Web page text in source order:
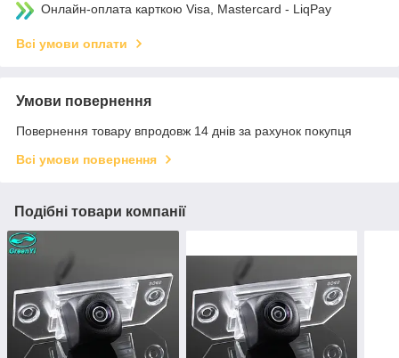
Онлайн-оплата карткою Visa, Mastercard - LiqPay
Всі умови оплати
Умови повернення
Повернення товару впродовж 14 днів за рахунок покупця
Всі умови повернення
Подібні товари компанії